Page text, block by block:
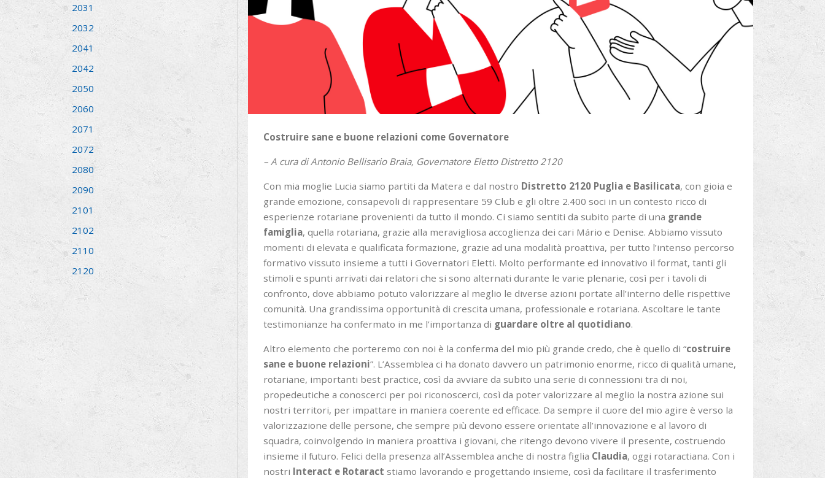
2031
2032
2041
2042
2050
2060
2071
2072
2080
2090
2101
2102
2110
2120
Costruire sane e buone relazioni come Governatore
– A cura di Antonio Bellisario Braia, Governatore Eletto Distretto 2120
Con mia moglie Lucia siamo partiti da Matera e dal nostro Distretto 2120 Puglia e Basilicata, con gioia e
grande emozione, consapevoli di rappresentare 59 Club e gli oltre 2.400 soci in un contesto ricco di
esperienze rotariane provenienti da tutto il mondo. Ci siamo sentiti da subito parte di una grande
famiglia, quella rotariana, grazie alla meravigliosa accoglienza dei cari Mário e Denise. Abbiamo vissuto
momenti di elevata e qualificata formazione, grazie ad una modalità proattiva, per tutto l’intenso percorso
formativo vissuto insieme a tutti i Governatori Eletti. Molto performante ed innovativo il format, tanti gli
stimoli e spunti arrivati dai relatori che si sono alternati durante le varie plenarie, così per i tavoli di
confronto, dove abbiamo potuto valorizzare al meglio le diverse azioni portate all’interno delle rispettive
comunità. Una grandissima opportunità di crescita umana, professionale e rotariana. Ascoltare le tante
testimonianze ha confermato in me l’importanza di guardare oltre al quotidiano.
Altro elemento che porteremo con noi è la conferma del mio più grande credo, che è quello di “costruire
sane e buone relazioni”. L’Assemblea ci ha donato davvero un patrimonio enorme, ricco di qualità umane,
rotariane, importanti best practice, così da avviare da subito una serie di connessioni tra di noi,
propedeutiche a conoscerci per poi riconoscerci, così da poter valorizzare al meglio la nostra azione sui
nostri territori, per impattare in maniera coerente ed efficace. Da sempre il cuore del mio agire è verso la
valorizzazione delle persone, che sempre più devono essere orientate all’innovazione e al lavoro di
squadra, coinvolgendo in maniera proattiva i giovani, che ritengo devono vivere il presente, costruendo
insieme il futuro. Felici della presenza all’Assemblea anche di nostra figlia Claudia, oggi rotaractiana. Con i
nostri Interact e Rotaract stiamo lavorando e progettando insieme, così da facilitare il trasferimento